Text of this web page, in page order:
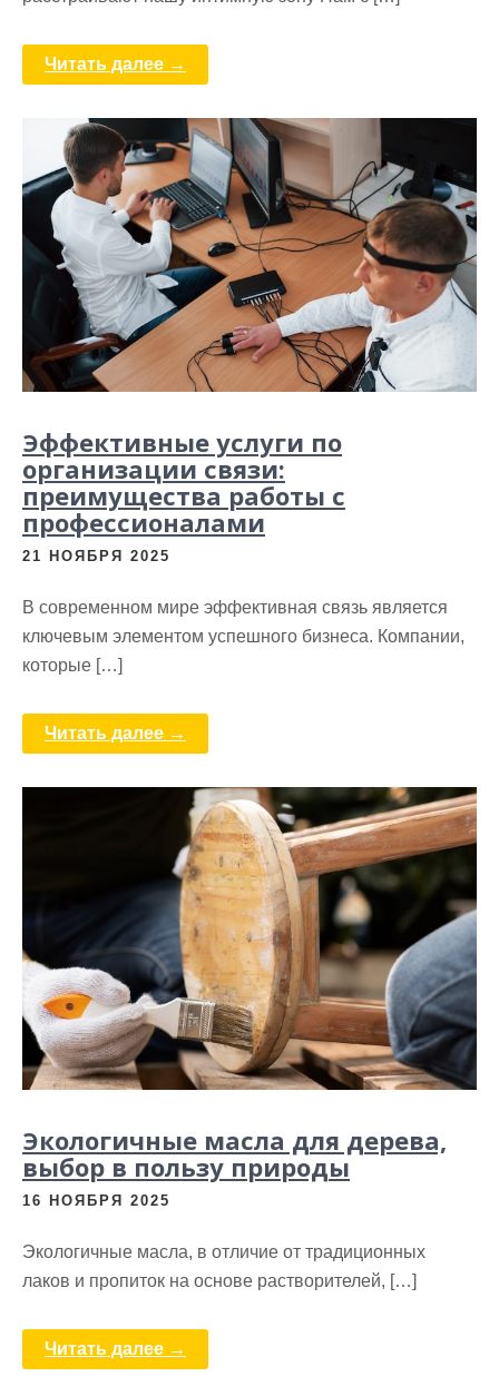
Читать далее →
Эффективные услуги по
организации связи:
преимущества работы с
профессионалами
21 НОЯБРЯ 2025
В современном мире эффективная связь является
ключевым элементом успешного бизнеса. Компании,
которые […]
Читать далее →
Экологичные масла для дерева,
выбор в пользу природы
16 НОЯБРЯ 2025
Экологичные масла, в отличие от традиционных
лаков и пропиток на основе растворителей, […]
Читать далее →